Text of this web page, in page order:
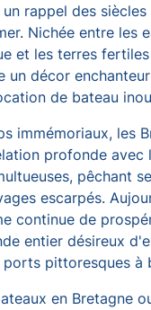
rappel des
Nichée entre les
et les terres
un décor
de bateau
immémoriaux, les
profonde avec
pêchant
escarpés.
continue de
entier désireux
ports pittoresques à
en Bretagne